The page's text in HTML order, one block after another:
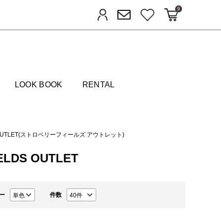
ログイン メルマガ登録お気に入りカートに入れる
9
LOOK BOOK RENTAL
ストロベリーフィールズ アウトレット)
OUTLET
件数